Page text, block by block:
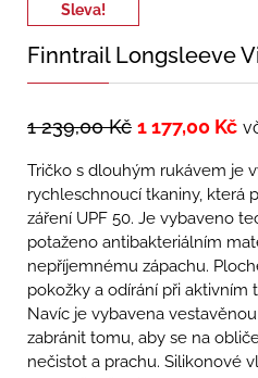
Sleva!
Finntrail Longsleeve
1 239,00Kč 1 177,00 Kč
Tričko s dlouhým rukávem je
rychleschnoucí tkaniny, která
záření UPF 50. Je vybaveno
potaženo antibakteriálním
nepříjemnému zápachu.
pokožky a odírání při
Navíc je vybavena
zabránit tomu, aby se na
nečistot a prachu. Silikonové